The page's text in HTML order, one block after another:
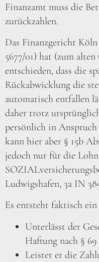
Finanzamt muss die
zurückzahlen.
Das Finanzgericht
5677/01) hat (zum
entschieden, dass die
Rückabwicklung die
automatisch entfallen
daher trotz
persönlich in
kann hier aber § 15b
jedoch nur für die
Ludwigshafen, 3a IN
Es entsteht faktisch
Unterlässt der
Haftung nach §
Leistet er die